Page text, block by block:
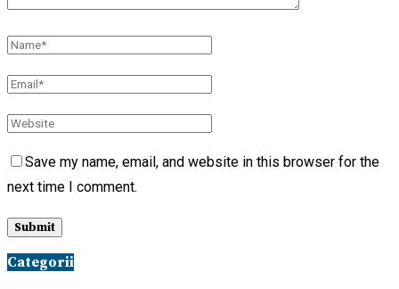
Save my name, email, and website in this browser for the
next time I comment.
Categorii